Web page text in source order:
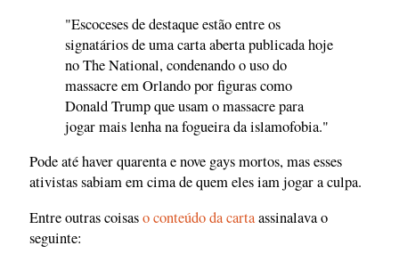
"Escoceses de destaque estão entre os
signatários de uma carta aberta publicada hoje
no The National, condenando o uso do
massacre em Orlando por figuras como
Donald Trump que usam o massacre para
jogar mais lenha na fogueira da islamofobia."
Pode até haver quarenta e nove gays mortos, mas esses
ativistas sabiam em cima de quem eles iam jogar a culpa.
Entre outras coisaso conteúdo da cartaassinalava o
seguinte: